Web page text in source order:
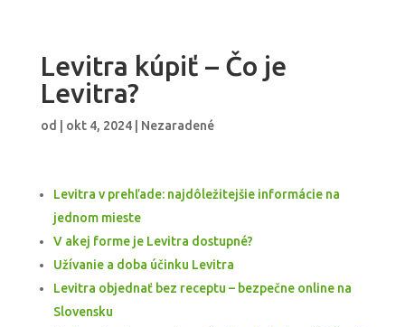
Levitra kúpiť – Čo je
Levitra?
od okt 4, 2024| Nezaradené
Levitra v prehľade: najdôležitejšie informácie na
jednom mieste
V akej forme je Levitra dostupné?
Užívanie a doba účinku Levitra
Levitra objednať bez receptu – bezpečne online na
Slovensku